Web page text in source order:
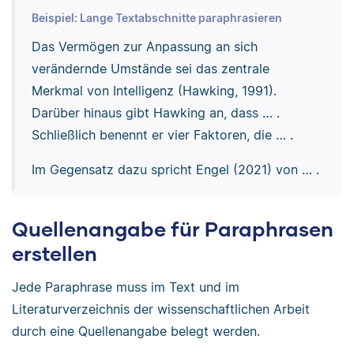
Beispiel: Lange Textabschnitte paraphrasieren
Das Vermögen zur Anpassung an sich
verändernde Umstände sei das zentrale
Merkmal von Intelligenz (Hawking, 1991).
Darüber hinaus gibt Hawking an, dass … .
Schließlich benennt er vier Faktoren, die … .
Im Gegensatz dazu spricht Engel (2021) von … .
Quellenangabe für Paraphrasen
erstellen
Jede Paraphrase muss im Text und im
Literaturverzeichnis der wissenschaftlichen Arbeit
durch eine Quellenangabe belegt werden.